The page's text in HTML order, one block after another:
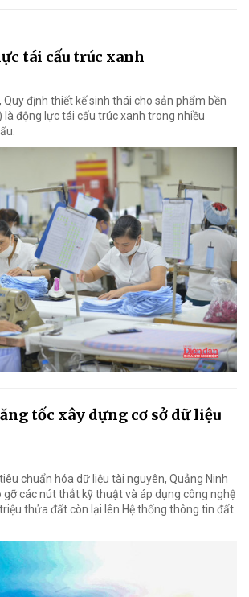
tái cấu trúc xanh
định thiết kế sinh thái cho sản phẩm bền
là động lực tái cấu trúc xanh trong nhiều
tốc xây dựng cơ sở dữ liệu
chuẩn hóa dữ liệu tài nguyên, Quảng Ninh
các nút thắt kỹ thuật và áp dụng công nghệ
thửa đất còn lại lên Hệ thống thông tin đất